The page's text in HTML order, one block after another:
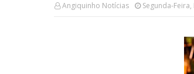
Angiquinho Notícias Segunda-